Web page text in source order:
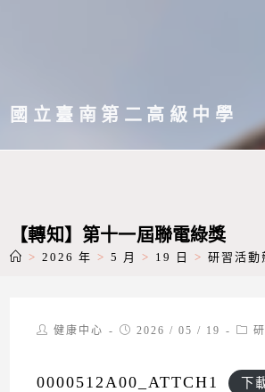
主國立臺南第二高級中學
【轉知】第十一屆聯電綠獎
> 2026 年 > 5 月 > 19 日 > 研習活動
Post健康中心
Post2026 / 05 / 19
Post
0000512A00_ATTCH1 下